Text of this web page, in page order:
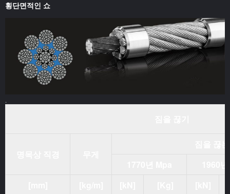
횡단면적인 쇼
.